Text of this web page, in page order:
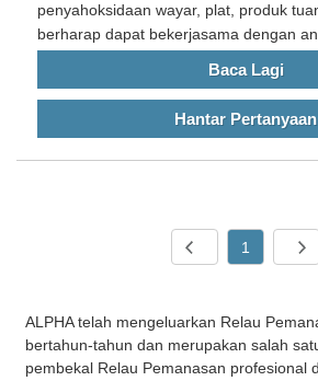
penyahoksidaan wayar, plat, produk
berharap dapat bekerjasama dengan
Baca Lagi
Hantar Pertanyaan
1
ALPHA telah mengeluarkan Relau
bertahun-tahun dan merupakan salah
pembekal Relau Pemanasan profesional